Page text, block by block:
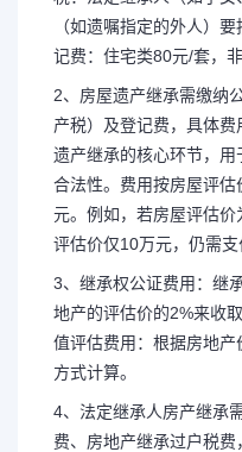
（如遗嘱指定的外人）
记费：住宅类80元/套，
2、房屋遗产继承需缴纳
产税）及登记费，具体
遗产继承的核心环节，
合法性。费用按房屋评
元。例如，若房屋评估
评估价仅10万元，仍需支
3、继承权公证费用：继
地产的评估价的2%来收
值评估费用：根据房地
方式计算。
4、法定继承人房产继承
费、房地产继承过户税